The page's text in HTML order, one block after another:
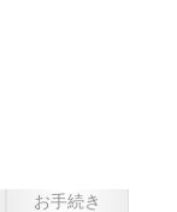
お手続き